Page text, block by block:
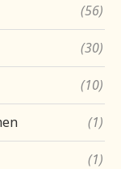
(56)
(30)
(10)
(1)
(1)